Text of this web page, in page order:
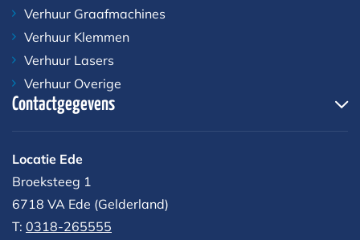
Verhuur Graafmachines
Verhuur Klemmen
Verhuur Lasers
Verhuur Overige
Contactgegevens
Locatie Ede
Broeksteeg 1
6718 VA Ede (Gelderland)
T: 0318-265555